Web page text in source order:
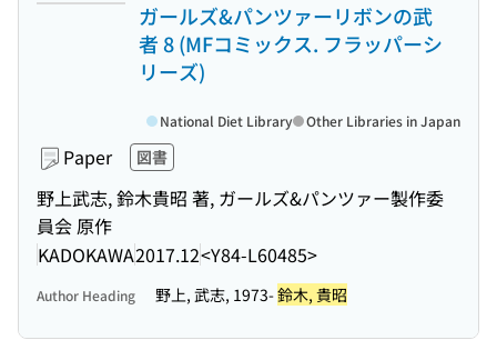
ガールズ&パンツァーリボンの武
者 8 (MFコミックス. フラッパーシ
リーズ)
Paper 図書
野上武志, 鈴木貴昭 著, ガールズ&パンツァー製作委
員会 原作
KADOKAWA2017.12<Y84-L60485>
National Diet Library Other Libraries in Japan
Author Heading 野上, 武志, 1973-鈴木, 貴昭